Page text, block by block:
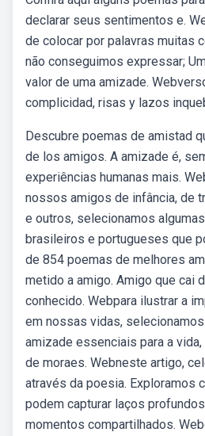
declarar seus sentimentos e.
de colocar por palavras muitas
não conseguimos expressar;
valor de uma amizade.
complicidad, risas y lazos
Descubre poemas de amistad
de los amigos. A amizade é,
experiências humanas mais.
nossos amigos de infância, de
e outros, selecionamos
brasileiros e portugueses que
de 854 poemas de melhores
metido a amigo. Amigo que cai
conhecido. Webpara ilustrar a
em nossas vidas,
amizade essenciais para a
de moraes. Webneste artigo,
através da poesia. Exploramos
podem capturar laços
momentos compartilhados.